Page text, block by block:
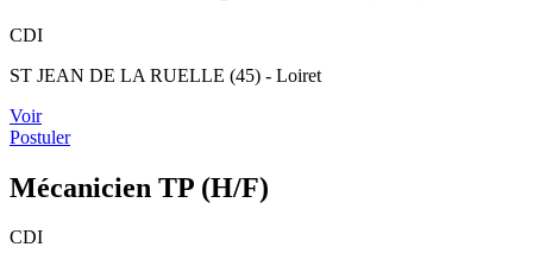
CDI
ST JEAN DE LA RUELLE (45) - Loiret
Voir
Postuler
Mécanicien TP (H/F)
CDI